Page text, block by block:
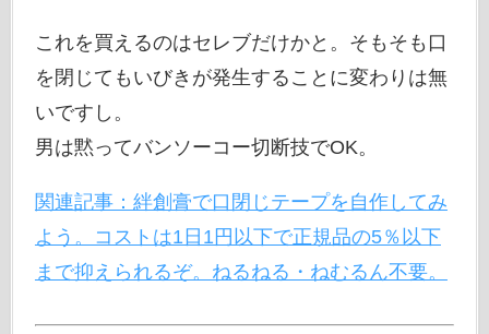
これを買えるのはセレブだけかと。そもそも口
を閉じてもいびきが発生することに変わりは無
いですし。
男は黙ってバンソーコー切断技でOK。
関連記事：絆創膏で口閉じテープを自作してみ
よう。コストは1日1円以下で正規品の5％以下
まで抑えられるぞ。ねるねる・ねむるん不要。